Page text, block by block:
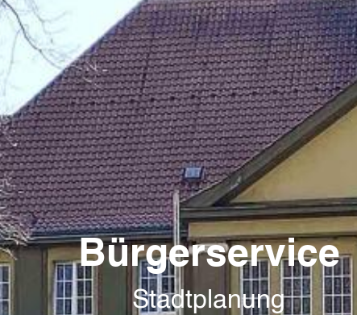
Bürgerservice
Stadtplanung